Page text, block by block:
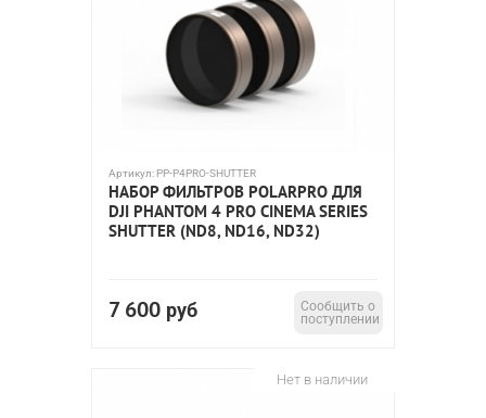
Артикул: PP-P4PRO-SHUTTER
НАБОР ФИЛЬТРОВ POLARPRO ДЛЯ
DJI PHANTOM 4 PRO CINEMA SERIES
SHUTTER (ND8, ND16, ND32)
7 600 руб
Сообщить о
поступлении
Нет в наличии